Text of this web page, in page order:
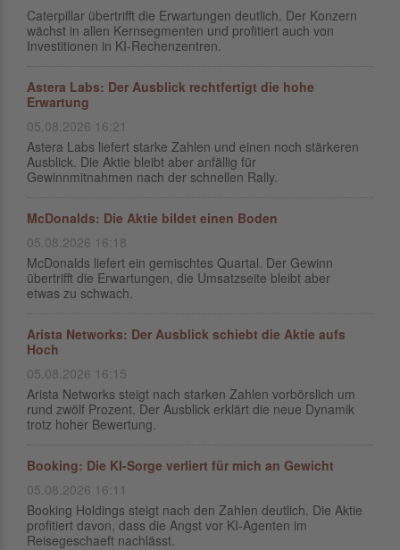
Caterpillar übertrifft die Erwartungen deutlich. Der Konzern
wächst in allen Kernsegmenten und profitiert auch von
Investitionen in KI-Rechenzentren.
Astera Labs: Der Ausblick rechtfertigt die hohe
Erwartung
05.08.2026 16:21
Astera Labs liefert starke Zahlen und einen noch stärkeren
Ausblick. Die Aktie bleibt aber anfällig für
Gewinnmitnahmen nach der schnellen Rally.
McDonalds: Die Aktie bildet einen Boden
05.08.2026 16:18
McDonalds liefert ein gemischtes Quartal. Der Gewinn
übertrifft die Erwartungen, die Umsatzseite bleibt aber
etwas zu schwach.
Arista Networks: Der Ausblick schiebt die Aktie aufs
Hoch
05.08.2026 16:15
Arista Networks steigt nach starken Zahlen vorbörslich um
rund zwölf Prozent. Der Ausblick erklärt die neue Dynamik
trotz hoher Bewertung.
Booking: Die KI-Sorge verliert für mich an Gewicht
05.08.2026 16:11
Booking Holdings steigt nach den Zahlen deutlich. Die Aktie
profitiert davon, dass die Angst vor KI-Agenten im
Reisegeschaeft nachlässt.